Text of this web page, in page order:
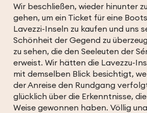
Wir beschließen, wieder hinunter
gehen, um ein Ticket für eine
Lavezzi-Inseln zu kaufen und uns
Schönheit der Gegend zu
zu sehen, die den Seeleuten der
erweist. Wir hätten die Lavezzu-
mit demselben Blick besichtigt,
der Anreise den Rundgang
glücklich über die Erkenntnisse,
Weise gewonnen haben. Völlig